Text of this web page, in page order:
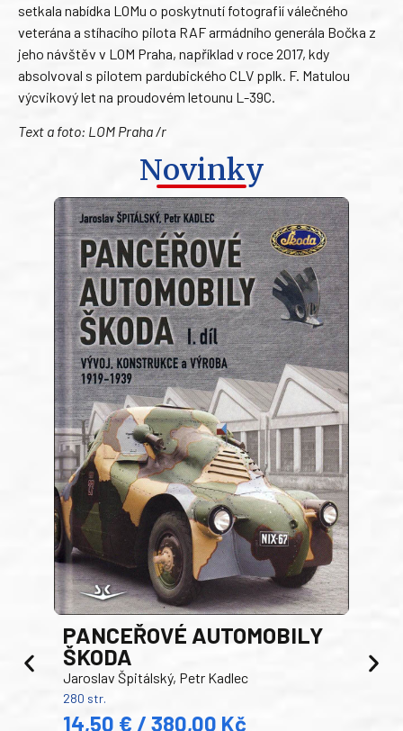
setkala nabídka LOMu o poskytnutí fotografií válečného
veterána a stíhacího pilota RAF armádního generála Bočka z
jeho návštěv v LOM Praha, například v roce 2017, kdy
absolvoval s pilotem pardubického CLV pplk. F. Matulou
výcvikový let na proudovém letounu L-39C.
Text a foto: LOM Praha /r
Novinky
PANCEŘOVÉ AUTOMOBILY
ŠKODA
Jaroslav Špitálský, Petr Kadlec
280 str.
14,50 € / 380,00 Kč